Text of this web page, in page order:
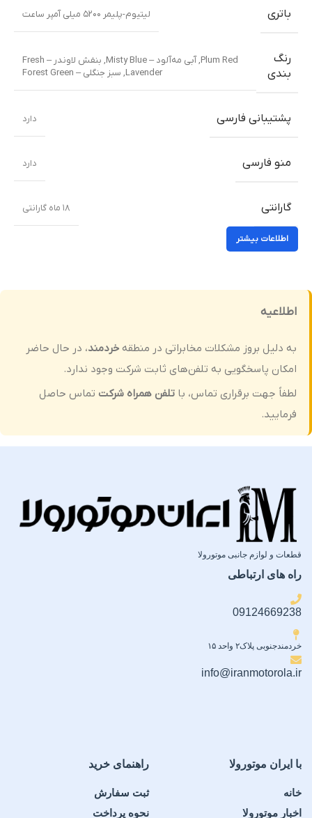
باتری لیتیوم-پلیمر ۵۲۰۰ میلی آمپر ساعت
رنگ
بندی
Plum Red
,آبی مه‌آلود – Misty Blue ,
بنفش لاوندر – Fresh
Lavender
, سبز جنگلی – Forest Green
پشتیبانی فارسی دارد
منو فارسی دارد
گارانتی ۱۸ ماه گارانتی
اطلاعات بیشتر
اطلاعیه
به دلیل بروز مشکلات مخابراتی در منطقه خردمند، در حال حاضر
امکان پاسخگویی به تلفن‌های ثابت شرکت وجود ندارد.
لطفاً جهت برقراری تماس، با تلفن همراه شرکت تماس حاصل
فرمایید.
قطعات و لوازم جانبی موتورولا
راه های ارتباطی
09124669238
خردمندجنوبی پلاک۲ واحد ۱۵
info@iranmotorola.ir
با ایران موتورولا
خانه
اخبار موتورولا
راهنمای خرید
ثبت سفارش
نحوه پرداخت